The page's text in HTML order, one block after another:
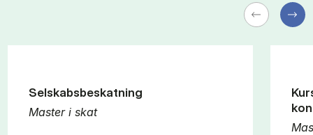
Master i skat
Selskabsbeskatning